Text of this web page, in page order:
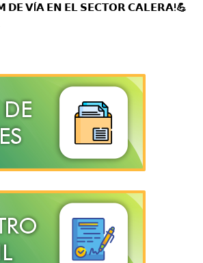
𝗗𝗘 𝗩Í𝗔 𝗘𝗡 𝗘𝗟 𝗦𝗘𝗖𝗧𝗢𝗥 𝗖𝗔𝗟𝗘𝗥𝗔!💪